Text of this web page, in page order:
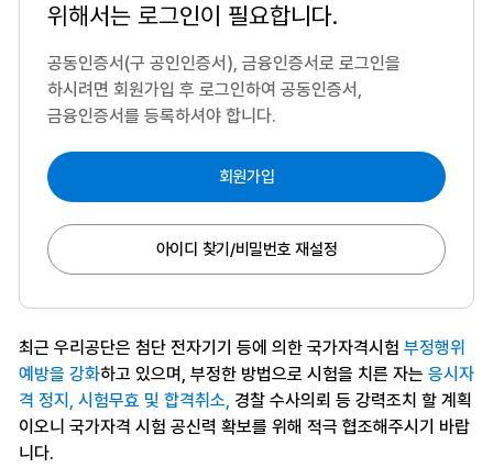
위해서는 로그인이 필요합니다.
공동인증서(구 공인인증서), 금융인증서로 로그인을
하시려면 회원가입 후 로그인하여 공동인증서,
금융인증서를 등록하셔야 합니다.
회원가입
아이디 찾기/비밀번호 재설정
최근 우리공단은 첨단 전자기기 등에 의한 국가자격시험 부정행위
예방을 강화하고 있으며, 부정한 방법으로 시험을 치른 자는 응시자
격 정지, 시험무효 및 합격취소, 경찰 수사의뢰 등 강력조치 할 계획
이오니 국가자격 시험 공신력 확보를 위해 적극 협조해주시기 바랍
니다.